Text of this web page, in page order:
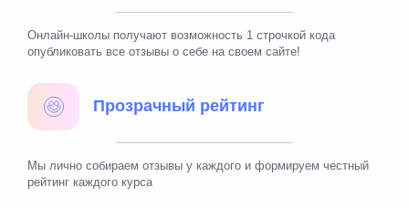
Онлайн-школы получают возможность 1 строчкой кода
опубликовать все отзывы о себе на своем сайте!
Прозрачный рейтинг
Мы лично собираем отзывы у каждого и формируем честный
рейтинг каждого курса